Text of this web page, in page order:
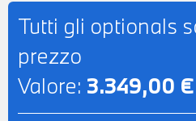
PACCHETTO LUCI
METALLIZZATA
POSSIBILITA' DI
PERMUTA -
Tutti gli optionals
prezzo
Valore: 3.349,00 €